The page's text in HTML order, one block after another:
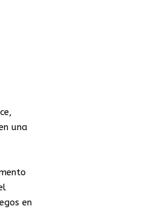
una
en